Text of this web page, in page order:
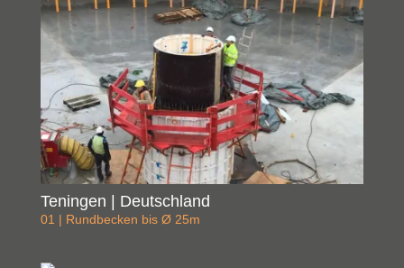
Teningen | Deutschland
01 | Rundbecken bis Ø 25m